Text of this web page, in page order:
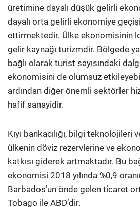
üretimine dayalı düşük gelirli
dayalı orta gelirli ekonomiye
ettirmektedir. Ülke ekonomisinin
gelir kaynağı turizmdir. Bölgede
bağlı olarak turist sayısındaki
ekonomisini de olumsuz
ardından diğer önemli sektörler
hafif sanayidir.
Kıyı bankacılığı, bilgi teknolojileri
ülkenin döviz rezervlerine ve
katkısı giderek artmaktadır. Bu
ekonomisi 2018 yılında %0,9
Barbados’un önde gelen ticaret
Tobago ile ABD’dir.